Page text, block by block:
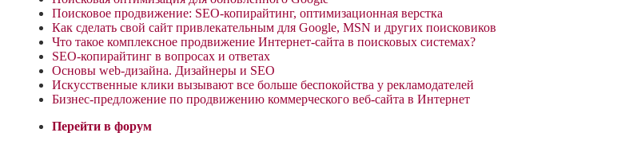
Поисковое продвижение: SEO-копирайтинг, оптимизационная верстка
Как сделать свой сайт привлекательным для Google, MSN и других поисковиков
Что такое комплексное продвижение Интернет-сайта в поисковых системах?
SEO-копирайтинг в вопросах и ответах
Основы web-дизайна. Дизайнеры и SEO
Искусственные клики вызывают все больше беспокойства у рекламодателей
Бизнес-предложение по продвижению коммерческого веб-сайта в Интернет
Перейти в форум